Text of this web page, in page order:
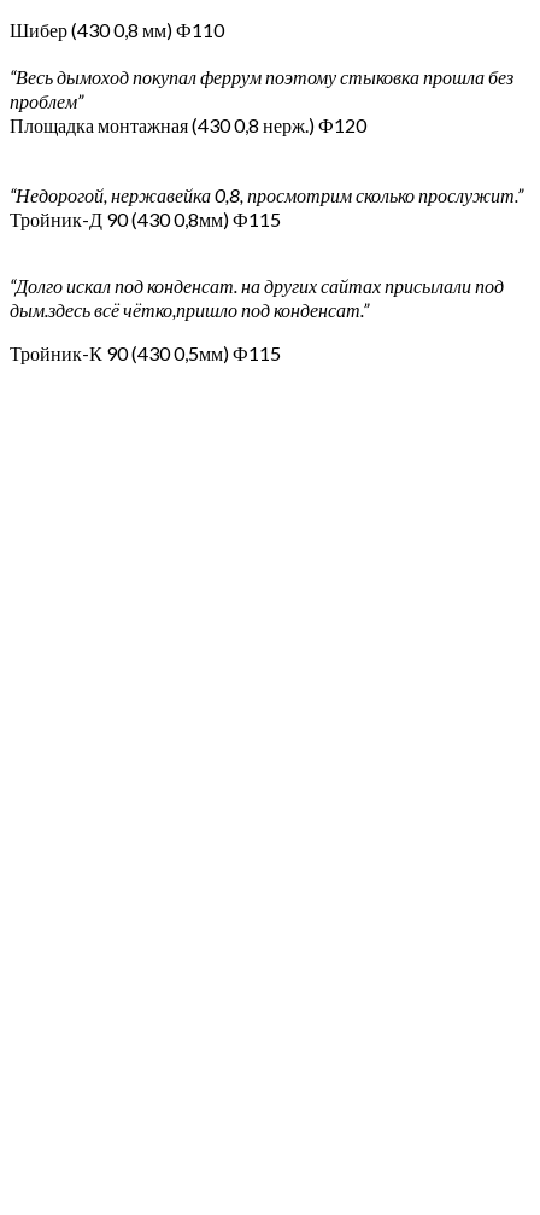
Шибер (430 0,8 мм) Ф110
“Весь дымоход покупал феррум поэтому стыковка прошла без
проблем”
Площадка монтажная (430 0,8 нерж.) Ф120
“Недорогой, нержавейка 0,8, просмотрим сколько прослужит.”
Тройник-Д 90 (430 0,8мм) Ф115
“Долго искал под конденсат. на других сайтах присылали под
дым.здесь всё чётко,пришло под конденсат.”
Тройник-К 90 (430 0,5мм) Ф115